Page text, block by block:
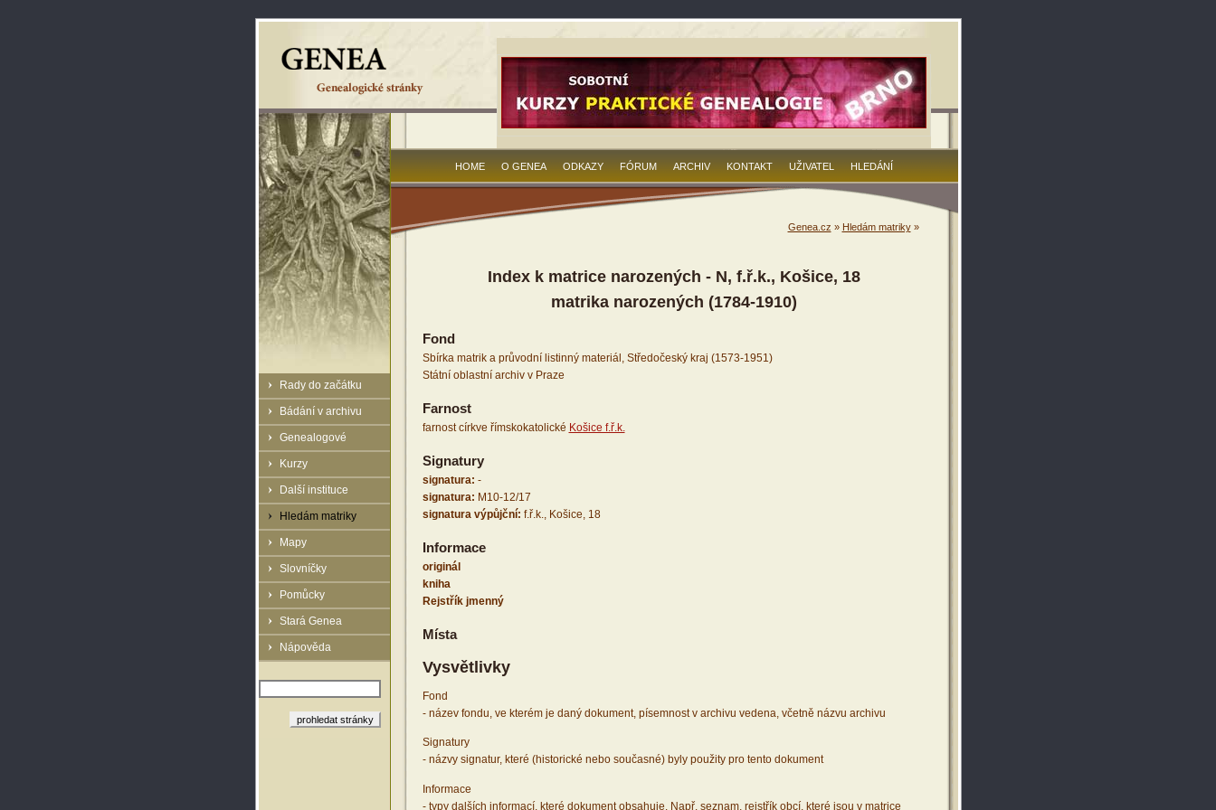
Rady do začátku
Bádání v archivu
Genealogové
Kurzy
Další instituce
Hledám matriky
Mapy
Slovníčky
Pomůcky
Stará Genea
Nápověda
HOME O GENEA ODKAZY FÓRUM ARCHIV KONTAKT UŽIVATEL HLEDÁNÍ
Genea.cz » Hledám matriky»
Index k matrice narozených - N, f.ř.k., Košice, 18
matrika narozených (1784-1910)
Fond
Sbírka matrik a průvodní listinný materiál, Středočeský kraj (1573-1951)
Státní oblastní archiv v Praze
Farnost
farnost církve římskokatolické Košice f.ř.k.
Signatury
signatura: -
signatura: M10-12/17
signatura výpůjční: f.ř.k., Košice, 18
Informace
originál
kniha
Rejstřík jmenný
Místa
Vysvětlivky
Fond
- název fondu, ve kterém je daný dokument, písemnost v archivu vedena, včetně názvu archivu
Signatury
- názvy signatur, které (historické nebo současné) byly použity pro tento dokument
Informace
- typy dalších informací, které dokument obsahuje. Např. seznam, rejstřík obcí, které jsou v matrice